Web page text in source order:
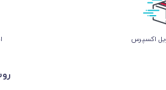
اﮐﺴﭙﺮس